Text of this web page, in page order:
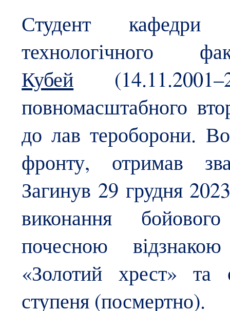
Студент кафедри
Кубей
повномасштабного
до лав тероборони.
фронту, отримав
Загинув 29 грудня
виконання
почесною
«Золотий хрест»
ступеня (посмертно).